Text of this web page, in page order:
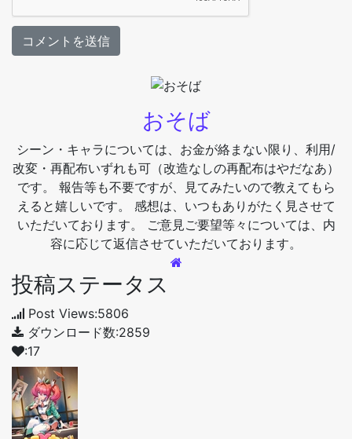
おそば
シーン・キャラについては、お金が絡まない限り、利用/
改変・再配布いずれも可（改造なしの再配布はやだなあ）
です。 報告等も不要ですが、見てみたいので教えてもら
えると嬉しいです。 感想は、いつもありがたく見させて
いただいております。 ご意見ご要望等々については、内
容に応じて返信させていただいております。
投稿ステータス
Post Views:5806
ダウンロード数:2859
:17